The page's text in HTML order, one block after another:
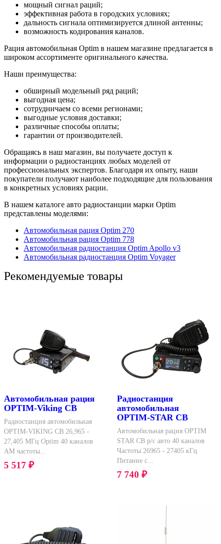
мощный сигнал раций;
эффективная работа в городских условиях;
дальность сигнала оптимизируется длиной антенны;
возможность кодирования каналов.
Рация автомобильная Optim в нашем магазине предлагается в
широком ассортименте оригинального качества.
Наши преимущества:
обширный модельный ряд раций;
выгодная цена;
сотрудничаем со всеми регионами;
выгодные условия доставки;
различные способы оплаты;
гарантии от производителей.
Обращаясь в наш магазин, вы получаете доступ к
информации о радиостанциях любых моделей от
профессиональных экспертов. Благодаря их опыту, наши
покупатели получают наиболее подходящие для пользования
в конкретных условиях рации.
В нашем каталоге авто радиостанции марки Optim
представлены моделями:
Автомобильная рация Optim 270
Автомобильная рация Optim 778
Автомобильная радиостанция Optim Apollo v3
Автомобильная радиостанция Optim Voyager
Рекомендуемые товары
Автомобильная рация
OPTIM-Viking CB
Радиостанция автомобильная
OPTIM-VIKING CB 26,965 -
27,405 МГц Optim 40 каналов
АМ частоты...
5 517 ₽
Радиостанция
автомобильная
OPTIM-STAR СВ
Автомобильная рация OPTIM
STAR CB р/с авто 40 каналов
Частоты 26965 - 27405 кГц
Питание с...
7 740 ₽